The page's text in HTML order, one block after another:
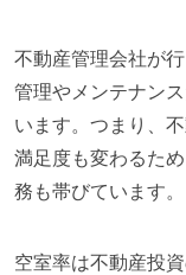
不動産管理会社が
管理やメンテナン
います。つまり、
満足度も変わるた
務も帯びています。
空室率は不動産投